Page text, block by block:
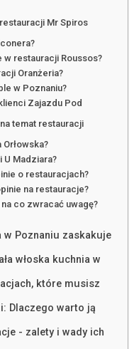
Mr Spiros
w restauracji Roussos?
Oranżeria?
w Poznaniu?
Zajazdu Pod
temat restauracji
U Madziara?
o restauracjach?
na restauracje?
co zwracać uwagę?
Poznaniu zaskakuje
włoska kuchnia w
które musisz
Dlaczego warto ją
- zalety i wady ich